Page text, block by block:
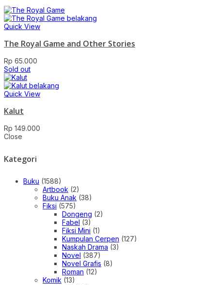
Quick View
The Royal Game and Other Stories
Rp 65.000
Sold out
Quick View
Kalut
Rp 149.000
Close
Kategori
Buku (1588)
Artbook (2)
Buku Anak (38)
Fiksi (575)
Dongeng (2)
Fabel (3)
Fiksi Mini (1)
Kumpulan Cerpen (127)
Naskah Drama (3)
Novel (387)
Novel Grafis (8)
Roman (12)
Komik (13)